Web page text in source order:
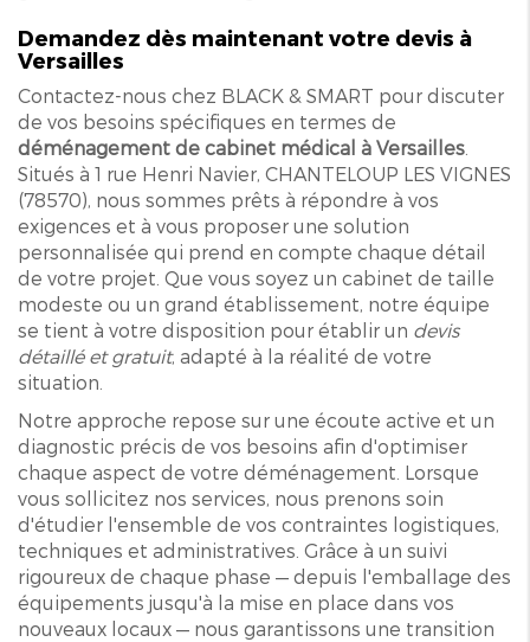
Demandez dès maintenant votre devis à
Versailles
Contactez-nous chez BLACK & SMART pour discuter
de vos besoins spécifiques en termes de
déménagement de cabinet médical à Versailles
Situés à 1 rue Henri Navier, CHANTELOUP LES VIGNES
(78570), nous sommes prêts à répondre à vos
exigences et à vous proposer une solution
personnalisée qui prend en compte chaque détail
de votre projet. Que vous soyez un cabinet de taille
modeste ou un grand établissement, notre équipe
se tient à votre disposition pour établir un devis
détaillé et gratuit, adapté à la réalité de votre
situation.
Notre approche repose sur une écoute active et un
diagnostic précis de vos besoins afin d'optimiser
chaque aspect de votre déménagement. Lorsque
vous sollicitez nos services, nous prenons soin
d'étudier l'ensemble de vos contraintes logistiques,
techniques et administratives. Grâce à un suivi
rigoureux de chaque phase — depuis l'emballage des
équipements jusqu'à la mise en place dans vos
nouveaux locaux — nous garantissons une transition